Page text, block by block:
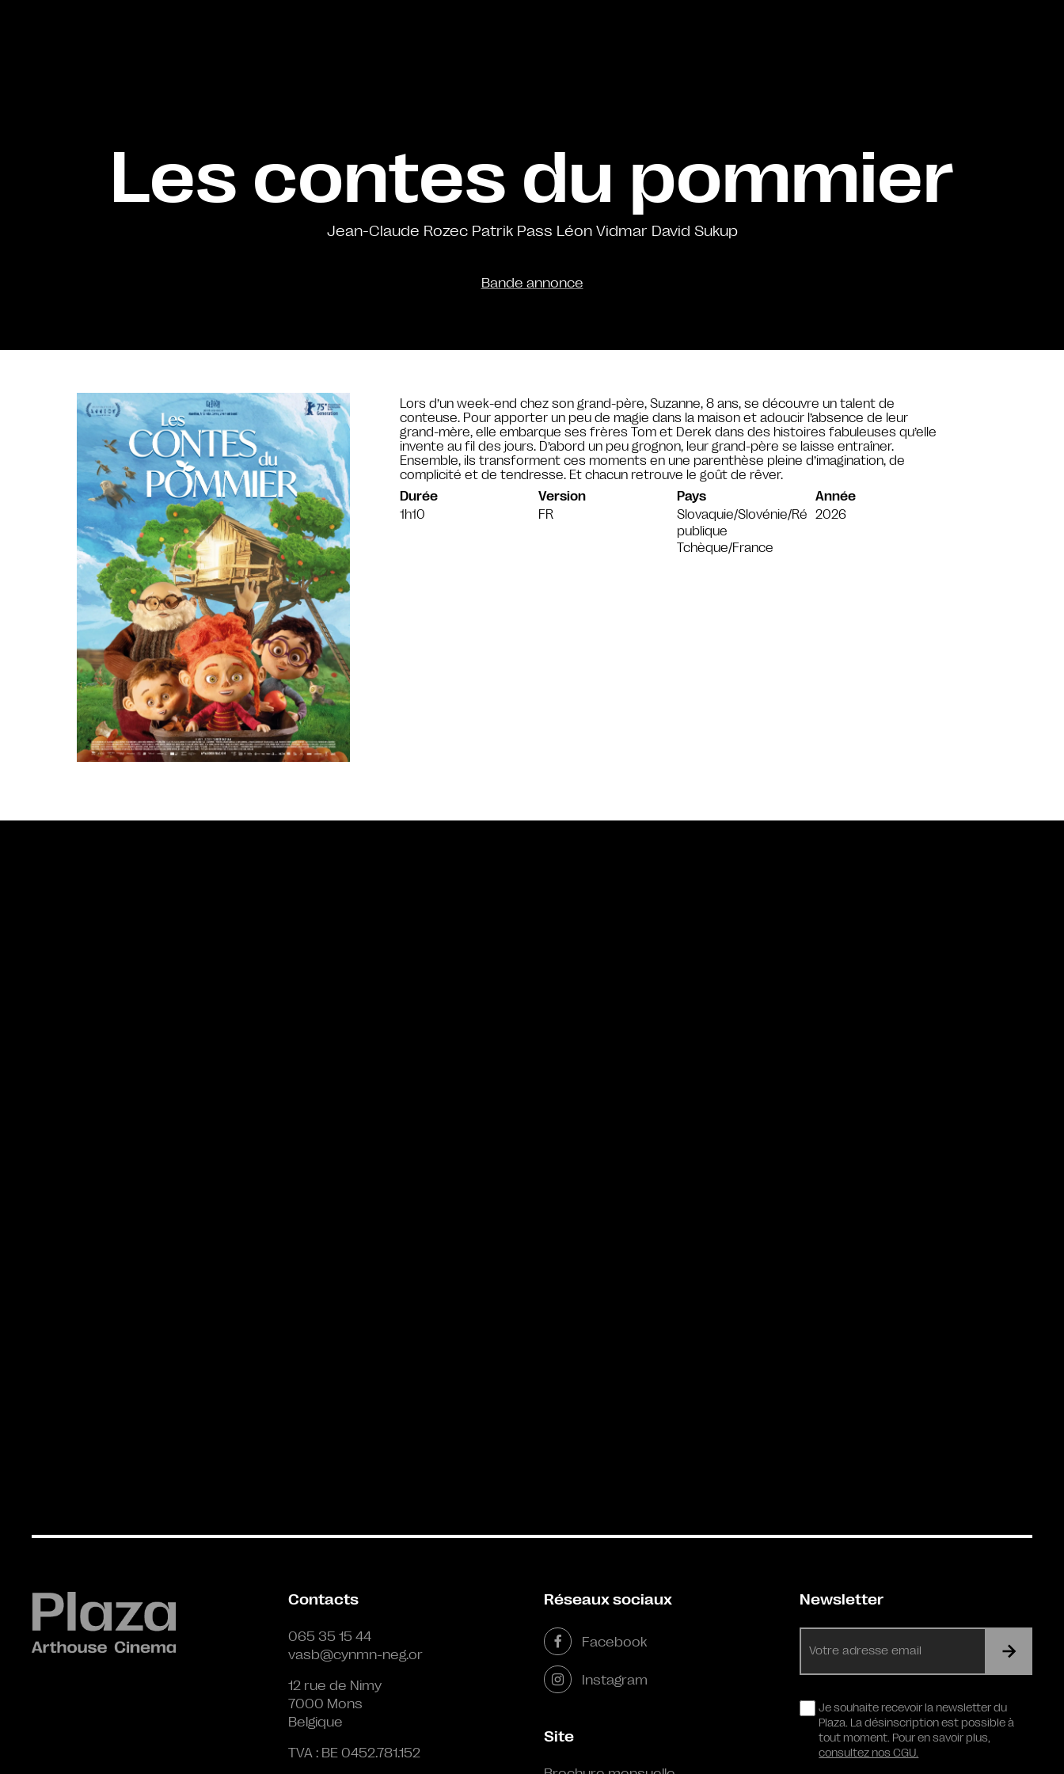
Les contes du pommier
Jean-Claude Rozec Patrik Pass Léon Vidmar David Sukup
Bande annonce
Lors d’un week-end chez son grand-père, Suzanne, 8 ans, se découvre un talent de
conteuse. Pour apporter un peu de magie dans la maison et adoucir l’absence de leur
grand-mère, elle embarque ses frères Tom et Derek dans des histoires fabuleuses qu’elle
invente au fil des jours. D’abord un peu grognon, leur grand-père se laisse entraîner.
Ensemble, ils transforment ces moments en une parenthèse pleine d’imagination, de
complicité et de tendresse. Et chacun retrouve le goût de rêver.
Durée
1h10
Version
FR
Pays
Slovaquie/Slovénie/Ré
publique
Tchèque/France
Année
2026
Contacts
065 35 15 44
vasb@cynmn-neg.or
12 rue de Nimy
7000 Mons
Belgique
TVA : BE 0452.781.152
Réseaux sociaux
Facebook
Instagram
Site
Newsletter
mail
RGPDJe souhaite recevoir la newsletter du
Plaza. La désinscription est possible à
tout moment. Pour en savoir plus,
consultez nos CGU.